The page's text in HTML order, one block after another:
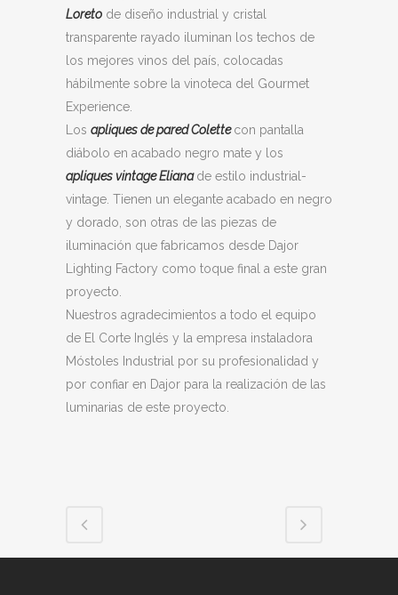
Loreto de diseño industrial y cristal
transparente rayado iluminan los techos de
los mejores vinos del país, colocadas
hábilmente sobre la vinoteca del Gourmet
Experience.
Los apliques de pared Colette con pantalla
diábolo en acabado negro mate y los
apliques vintage Eliana de estilo industrial-
vintage. Tienen un elegante acabado en negro
y dorado, son otras de las piezas de
iluminación que fabricamos desde Dajor
Lighting Factory como toque final a este gran
proyecto.
Nuestros agradecimientos a todo el equipo
de El Corte Inglés y la empresa instaladora
Móstoles Industrial por su profesionalidad y
por confiar en Dajor para la realización de las
luminarias de este proyecto.